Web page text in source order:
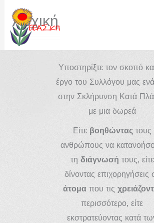
Μετάβαση
περιεχόμενο
Αρχική
Υποστηρίξτε τον σκοπό
έργο του Συλλόγου μας
στην Σκλήρυνση Κατά
με μια δωρεά
Είτε βοηθώνταςτους
ανθρώπους να
τη διάγνωσή τους, είτε
δίνοντας επιχορηγήσεις
άτομα που τις
περισσότερο, είτε
εκστρατεύοντας κατά